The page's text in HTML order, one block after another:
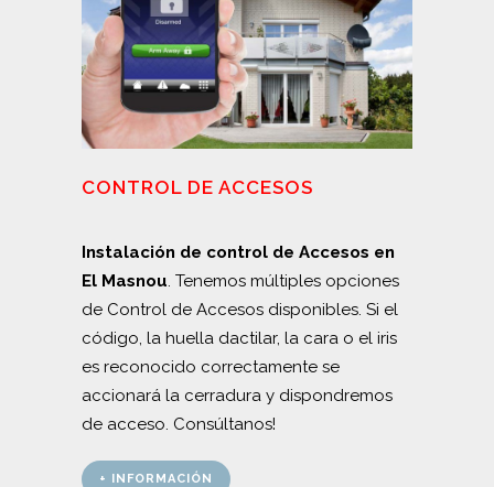
CONTROL DE ACCESOS
Instalación de control de Accesos en
El Masnou . Tenemos múltiples opciones
de Control de Accesos disponibles. Si el
código, la huella dactilar, la cara o el iris
es reconocido correctamente se
accionará la cerradura y dispondremos
de acceso. Consúltanos!
+ INFORMACIÓN